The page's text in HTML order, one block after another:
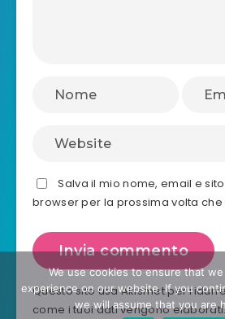
Salva il mio nome, email e
browser per la prossima volta
Questo sito usa Akismet per
come i tuoi dati vengono elaborati.
We use cookies to ensure that
experience on our website. If you
we will assume that you are